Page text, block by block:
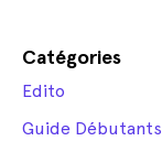
Catégories
Edito
Guide Débutants